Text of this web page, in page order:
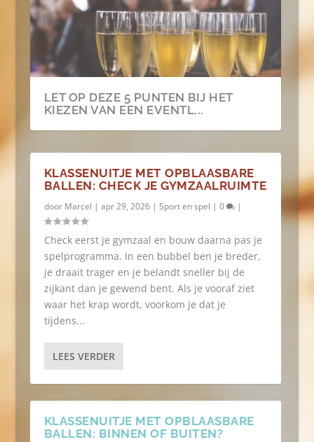
LET OP DEZE 5 PUNTEN BIJ HET
KIEZEN VAN EEN EVENTL...
KLASSENUITJE MET OPBLAASBARE
BALLEN: CHECK JE GYMZAALRUIMTE
door Marcel | apr 29, 2026| Sport en spel | 0 |
Check eerst je gymzaal en bouw daarna pas je
spelprogramma. In een bubbel ben je breder,
je draait trager en je belandt sneller bij de
zijkant dan je gewend bent. Als je vooraf ziet
waar het krap wordt, voorkom je dat je
tijdens...
LEES VERDER
KLASSENUITJE MET OPBLAASBARE
BALLEN: BINNEN OF BUITEN?